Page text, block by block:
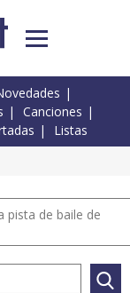
Canciones
Listas
pista de baile de